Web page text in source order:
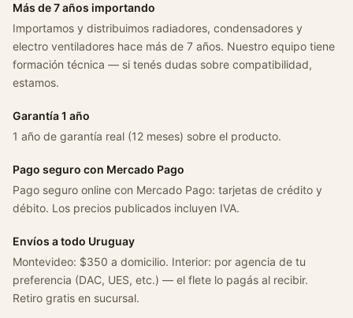
ñ
o
2
0
1
2
n
t
i
a
d
Más de 7 años importando
Importamos y distribuimos radiadores, condensadores y
electro ventiladores hace más de 7 años. Nuestro equipo tiene
formación técnica — si tenés dudas sobre compatibilidad,
estamos.
Garantía 1 año
1 año de garantía real (12 meses) sobre el producto.
Pago seguro con Mercado Pago
Pago seguro online con Mercado Pago: tarjetas de crédito y
débito. Los precios publicados incluyen IVA.
Envíos a todo Uruguay
Montevideo: $350 a domicilio. Interior: por agencia de tu
preferencia (DAC, UES, etc.) — el flete lo pagás al recibir.
Retiro gratis en sucursal.